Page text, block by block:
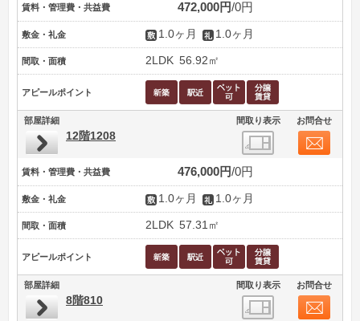
賃料・管理費・共益費 472,000円 0円
敷金・礼金 1.0ヶ月 1.0ヶ月
間取・面積 2LDK 56.92㎡
アピールポイント
部屋詳細 間取り表示 お問合せ
12階1208
賃料・管理費・共益費 476,000円 0円
敷金・礼金 1.0ヶ月 1.0ヶ月
間取・面積 2LDK 57.31㎡
アピールポイント
部屋詳細 間取り表示 お問合せ
8階810